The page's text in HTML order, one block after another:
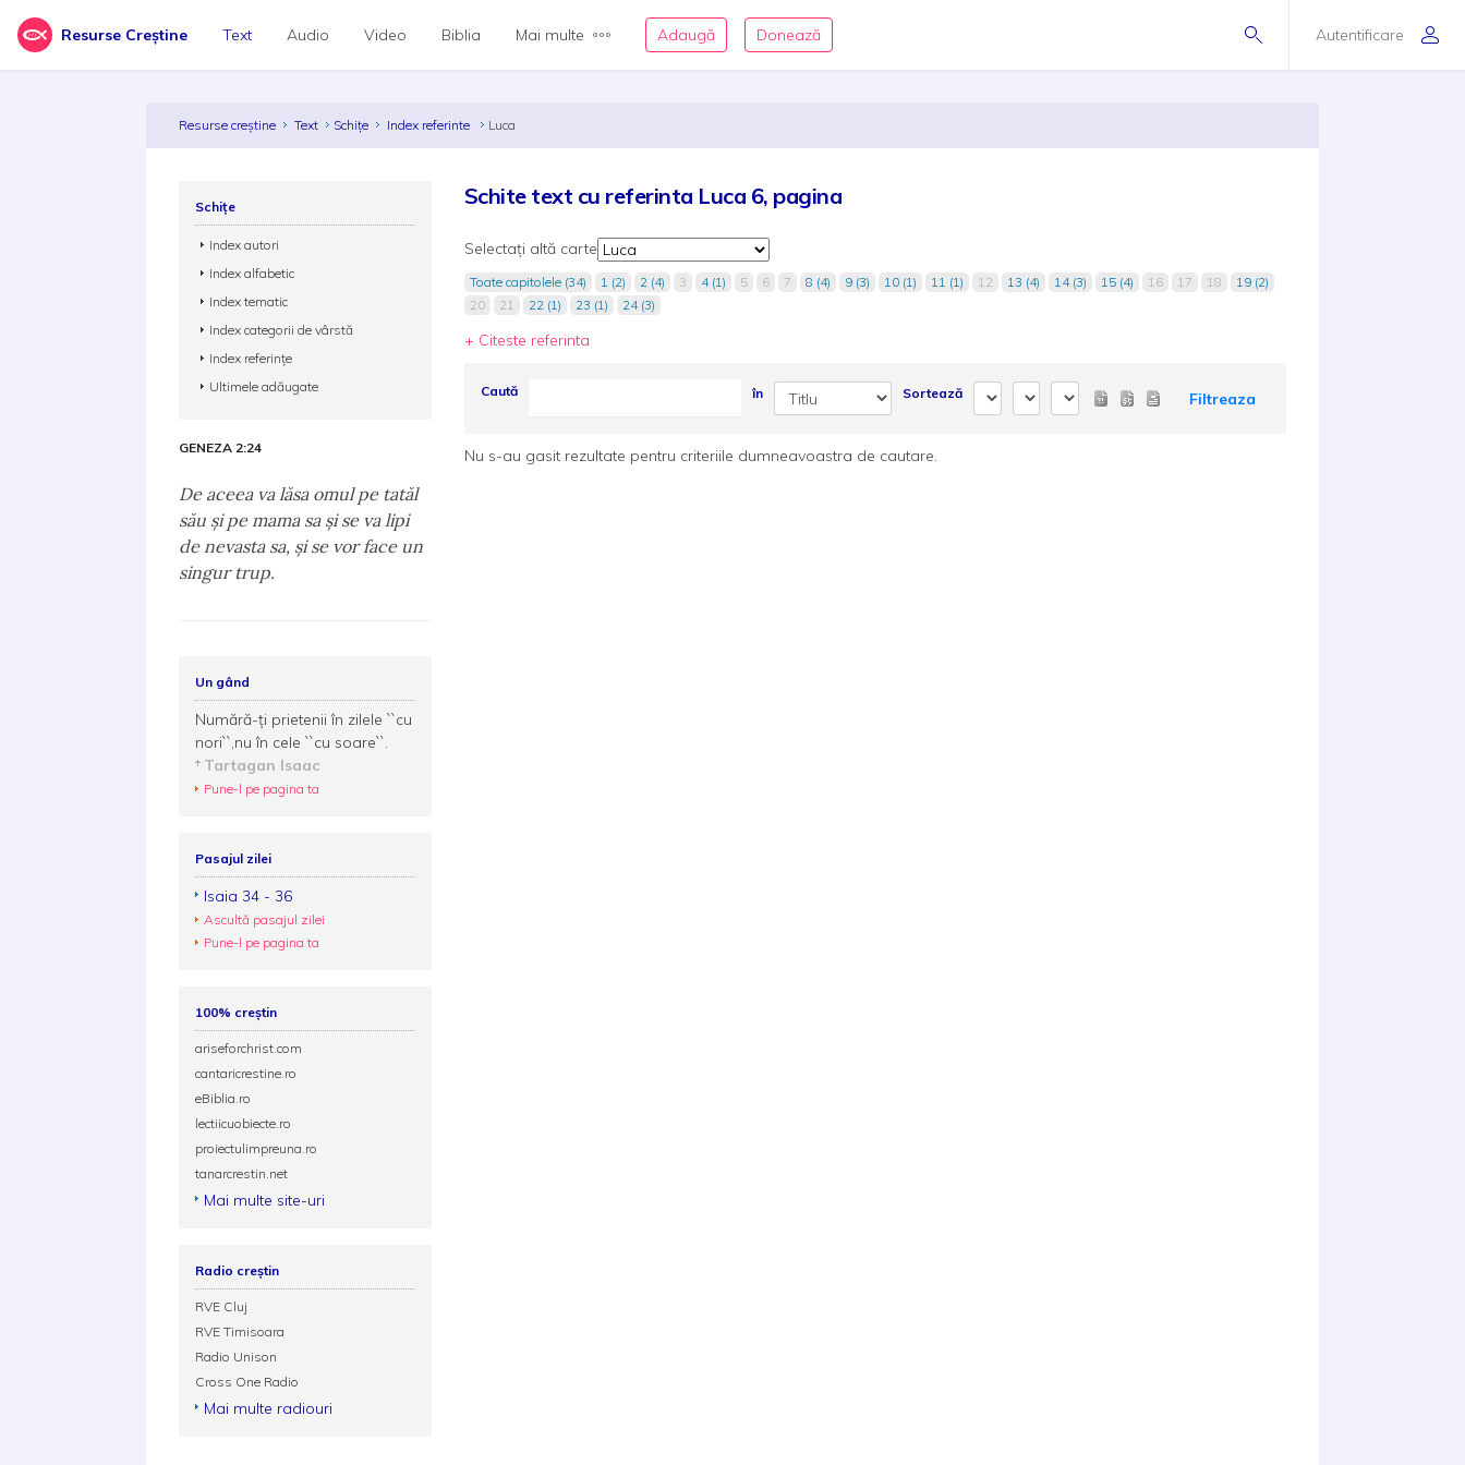
Resurse Creștine Autentificare
Text Audio Video Biblia Mai multe Adaugă Donează
Resurse creștine Text Schițe Index referinte Luca
Schite text cu referinta Luca 6, pagina
Selectați altă carte
Toate capitolele (34) 1 (2) 2 (4) 3 4 (1) 5 6 7 8 (4) 9 (3) 10 (1) 11 (1) 12 13 (4) 14 (3) 15 (4) 16 17 18
19 (2)
20
21 22 (1) 23 (1) 24 (3)
+ Citeste referinta
Caută în Sortează Filtreaza
Nu s-au gasit rezultate pentru criteriile dumneavoastra de cautare.
Schițe
Index autori
Index alfabetic
Index tematic
Index categorii de vârstă
Index referințe
Ultimele adăugate
GENEZA 2:24
De aceea va lăsa omul pe tatăl
său şi pe mama sa şi se va lipi
de nevasta sa, şi se vor face un
singur trup.
Un gând
Numără-ţi prietenii în zilele ``cu
nori``,nu în cele ``cu soare``.
Tartagan Isaac
Pune-l pe pagina ta
Pasajul zilei
Isaia 34 - 36
Ascultă pasajul zilei
Pune-l pe pagina ta
100% creștin
ariseforchrist.com
cantaricrestine.ro
eBiblia.ro
lectiicuobiecte.ro
proiectulimpreuna.ro
tanarcrestin.net
Mai multe site-uri
Radio creștin
RVE Cluj
RVE Timisoara
Radio Unison
Cross One Radio
Mai multe radiouri